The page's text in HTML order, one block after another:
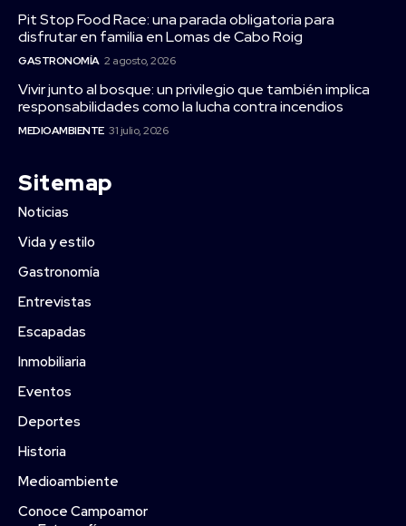
Pit Stop Food Race: una parada obligatoria para
disfrutar en familia en Lomas de Cabo Roig
GASTRONOMÍA 2 agosto, 2026
Vivir junto al bosque: un privilegio que también implica
responsabilidades como la lucha contra incendios
MEDIOAMBIENTE 31 julio, 2026
Sitemap
Noticias
Vida y estilo
Gastronomía
Entrevistas
Escapadas
Inmobiliaria
Eventos
Deportes
Historia
Medioambiente
Conoce Campoamor